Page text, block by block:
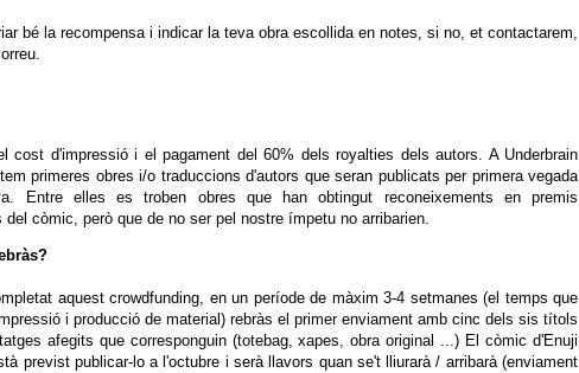
bé la recompensa i indicar la teva obra escollida en notes, si no, et contactarem,
cost d'impressió i el pagament del 60% dels royalties dels autors. A Underbrain
primeres obres i/o traduccions d'autors que seran publicats per primera vegada
Entre elles es troben obres que han obtingut reconeixements en premis
del còmic, però que de no ser pel nostre ímpetu no arribarien.
aquest crowdfunding, en un període de màxim 3-4 setmanes (el temps que
i producció de material) rebràs el primer enviament amb cinc dels sis títols
afegits que corresponguin (totebag, xapes, obra original ...) El còmic d'Enuji
previst publicar-lo a l'octubre i serà llavors quan se't lliurarà / arribarà (enviament